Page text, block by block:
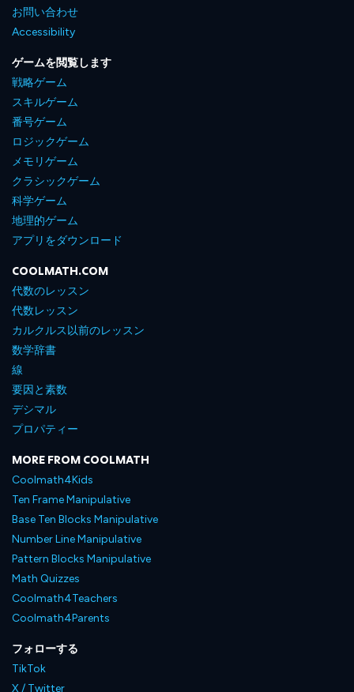
お問い合わせ
Accessibility
ゲームを閲覧します
戦略ゲーム
スキルゲーム
番号ゲーム
ロジックゲーム
メモリゲーム
クラシックゲーム
科学ゲーム
地理的ゲーム
アプリをダウンロード
COOLMATH.COM
代数のレッスン
代数レッスン
カルクルス以前のレッスン
数学辞書
線
要因と素数
デシマル
プロパティー
MORE FROM COOLMATH
Coolmath4Kids
Ten Frame Manipulative
Base Ten Blocks Manipulative
Number Line Manipulative
Pattern Blocks Manipulative
Math Quizzes
Coolmath4Teachers
Coolmath4Parents
フォローする
TikTok
X / Twitter